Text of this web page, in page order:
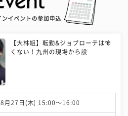
ンイベントの参加申込
【大林組】転勤&ジョブローテは怖
くない！九州の現場から設
月27日(木) 15:00〜16:00